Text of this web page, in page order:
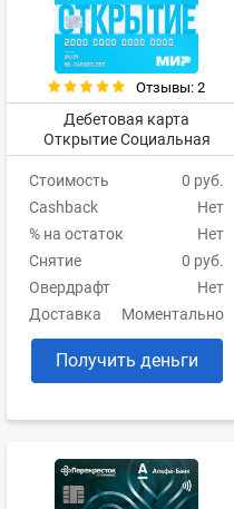
Отзывы: 2
Дебетовая карта
Открытие Социальная
Стоимость
0 руб.
Cashback
Нет
% на остаток
Нет
Снятие
0 руб.
Овердрафт
Нет
Доставка
Моментально
Получить деньги